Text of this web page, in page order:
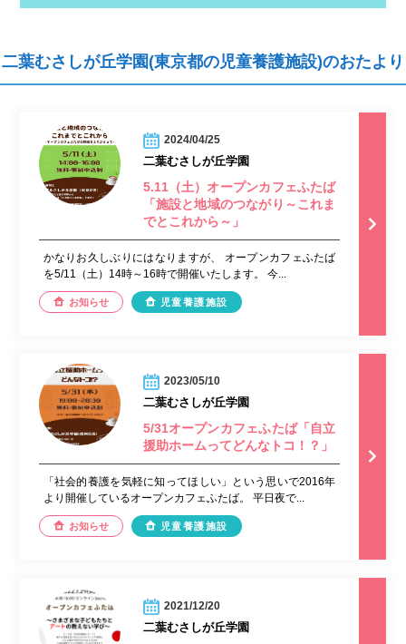
二葉むさしが丘学園(東京都の児童養護施設)のおたより
2024/04/25
二葉むさしが丘学園
5.11（土）オープンカフェふたば
「施設と地域のつながり～これま
でとこれから～」
かなりお久しぶりにはなりますが、 オープンカフェふたば
を5/11（土）14時～16時で開催いたします。 今...
お知らせ 児童養護施設
2023/05/10
二葉むさしが丘学園
5/31オープンカフェふたば「自立
援助ホームってどんなトコ！？」
「社会的養護を気軽に知ってほしい」という思いで2016年
より開催しているオープンカフェふたば。 平日夜で...
お知らせ 児童養護施設
2021/12/20
二葉むさしが丘学園